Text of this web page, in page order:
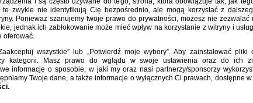
U-20: POWOŁANIA NA TOWARZYSKI MECZ Z CZECHAMI
Trener reprezentacji Polski do lat 20 Miłosz Stępiński ogłosił listę
zawodników powołanych na listopadowe zgrupowanie. W jego
listopada, 17:30, Pardubice).
WIĘCEJ